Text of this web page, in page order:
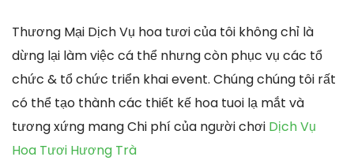
Thương Mại Dịch Vụ hoa tươi của tôi không chỉ là
dừng lại làm việc cá thể nhưng còn phục vụ các tổ
chức & tổ chức triển khai event. Chúng chúng tôi rất
có thể tạo thành các thiết kế hoa tuoi lạ mắt và
tương xứng mang Chi phí của người chơi Dịch Vụ
Hoa Tươi Hương Trà